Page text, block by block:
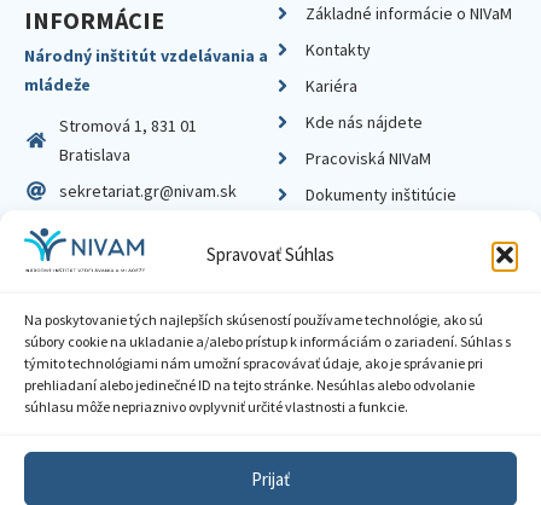
Spravovať Súhlas
Na poskytovanie tých najlepších skúseností používame technológie, ako sú
súbory cookie na ukladanie a/alebo prístup k informáciám o zariadení. Súhlas s
týmito technológiami nám umožní spracovávať údaje, ako je správanie pri
prehliadaní alebo jedinečné ID na tejto stránke. Nesúhlas alebo odvolanie
súhlasu môže nepriaznivo ovplyvniť určité vlastnosti a funkcie.
Prijať
INFORMÁCIE
Národný inštitút vzdelávania a
mládeže
Stromová 1, 831 01
Bratislava
sekretariat.gr@nivam.sk
IČO: 00164348
DIČ: 2020798714
Základné informácie o NIVaM
Kontakty
Kariéra
Kde nás nájdete
Pracoviská NIVaM
Dokumenty inštitúcie
Zásady ochrany súkromia
Sprístupnenie informácií